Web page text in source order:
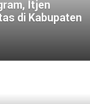
Itjen
di Kabupaten